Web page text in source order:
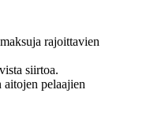
rajoittavien
siirtoa.
aitojen pelaajien